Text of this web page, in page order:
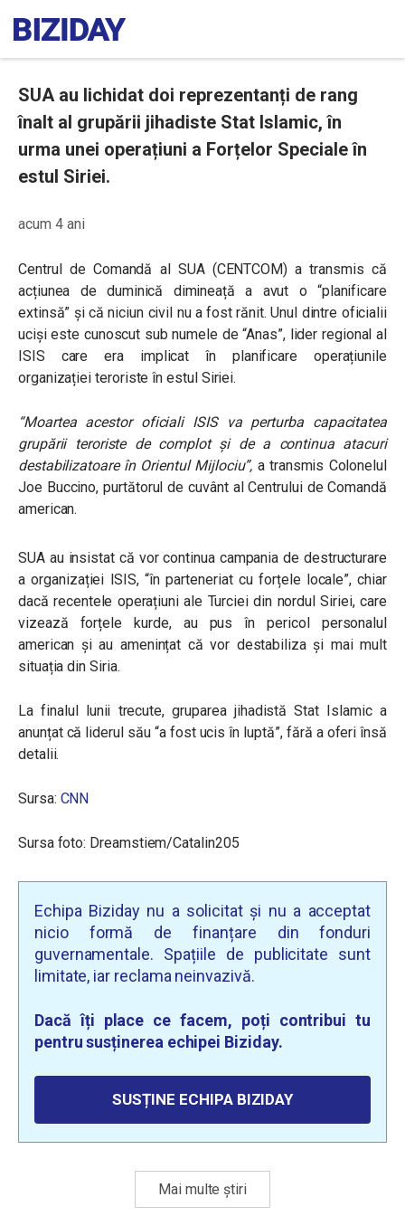
SUA au lichidat doi reprezentanți de rang
înalt al grupării jihadiste Stat Islamic, în
urma unei operațiuni a Forțelor Speciale în
estul Siriei.
acum 4 ani
Centrul de Comandă al SUA (CENTCOM) a transmis că
acțiunea de duminică dimineață a avut o “planificare
extinsă” și că niciun civil nu a fost rănit. Unul dintre oficialii
uciși este cunoscut sub numele de “Anas”, lider regional al
ISIS care era implicat în planificare operațiunile
organizației teroriste în estul Siriei.
“Moartea acestor oficiali ISIS va perturba capacitatea
grupării teroriste de complot și de a continua atacuri
destabilizatoare în Orientul Mijlociu”, a transmis Colonelul
Joe Buccino, purtătorul de cuvânt al Centrului de Comandă
american.
SUA au insistat că vor continua campania de destructurare
a organizației ISIS, “în parteneriat cu forțele locale”, chiar
dacă recentele operațiuni ale Turciei din nordul Siriei, care
vizează forțele kurde, au pus în pericol personalul
american și au amenințat că vor destabiliza și mai mult
situația din Siria.
La finalul lunii trecute, gruparea jihadistă Stat Islamic a
anunțat că liderul său “a fost ucis în luptă”, fără a oferi însă
detalii.
Sursa: CNN
Sursa foto: Dreamstiem/Catalin205
Echipa Biziday nu a solicitat și nu a acceptat
nicio formă de finanțare din fonduri
guvernamentale. Spațiile de publicitate sunt
limitate, iar reclama neinvazivă.
Dacă îți place ce facem, poți contribui tu
pentru susținerea echipei Biziday.
SUSȚINE ECHIPA BIZIDAY
Mai multe știri